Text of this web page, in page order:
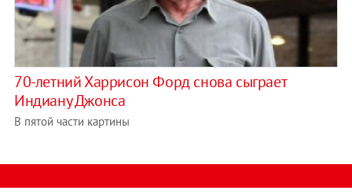
70-летний Харрисон Форд снова сыграет
Индиану Джонса
В пятой части картины